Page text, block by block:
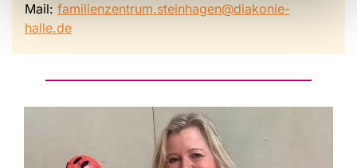
Mail: familienzentrum.steinhagen@diakonie-
halle.de